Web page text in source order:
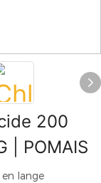
200
| POMAIS
lange